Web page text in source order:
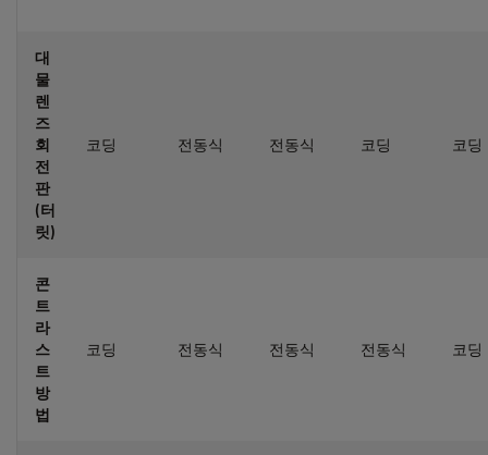
대
물
렌
즈
회
전
판
(터
릿)
코딩 전동식 전동식 코딩 코딩
콘
트
라
스
트
방
법
코딩 전동식 전동식 전동식 코딩